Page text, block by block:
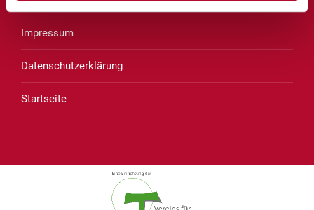
Impressum
Datenschutzerklärung
Startseite